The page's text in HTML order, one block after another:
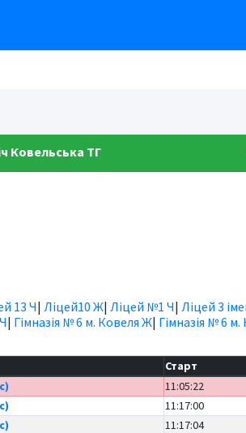
Ковельська ТГ
13 Ч| Ліцей10 Ж| Ліцей №1 Ч| Ліцей 3
| Гімназія № 6 м. Ковеля Ж| Гімназія № 6 м.
Старт
11:05:22
11:17:00
11:17:04